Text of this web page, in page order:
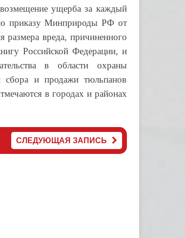
ущерба за каждый
приказу Минприроды РФ от
вреда, причиненного
Российской Федерации, и
в области охраны
и продажи тюльпанов
в городах и районах
СЛЕДУЮЩАЯ ЗАПИСЬ